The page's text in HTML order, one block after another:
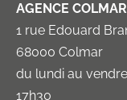
AGENCE COLMAR
1 rue Edouard
68000 Colmar
du lundi au
17h30